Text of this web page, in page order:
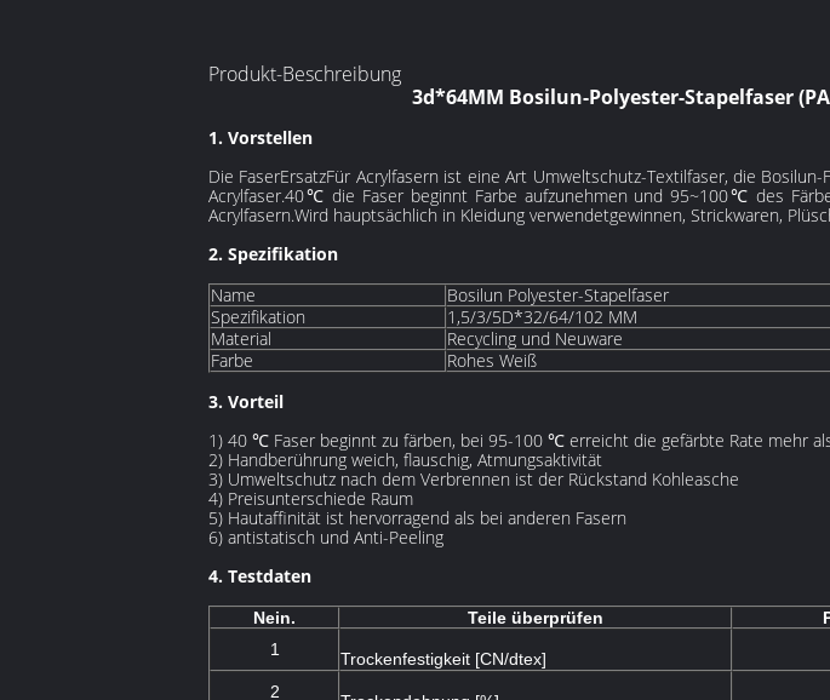
Produkt-Beschreibung
3d*64MM Bosilun-Polyester-Stapelfaser
1. Vorstellen
Die FaserErsatzFür Acrylfasern ist eine Art Umweltschutz-Textilfaser, die
Acrylfaser.40℃ die Faser beginnt Farbe aufzunehmen und 95~100℃ des
Acrylfasern.Wird hauptsächlich in Kleidung verwendetgewinnen, Strickwaren,
2. Spezifikation
Name
Bosilun Polyester-Stapelfaser
Spezifikation
1,5/3/5D*32/64/102 MM
Material
Recycling und Neuware
Farbe
Rohes Weiß
3. Vorteil
1) 40 ℃ Faser beginnt zu färben, bei 95-100 ℃ erreicht die gefärbte Rate mehr
2) Handberührung weich, flauschig, Atmungsaktivität
3) Umweltschutz nach dem Verbrennen ist der Rückstand Kohleasche
4) Preisunterschiede Raum
5) Hautaffinität ist hervorragend als bei anderen Fasern
6) antistatisch und Anti-Peeling
4. Testdaten
Nein. Teile überprüfen
1
Trockenfestigkeit [CN/dtex]
2